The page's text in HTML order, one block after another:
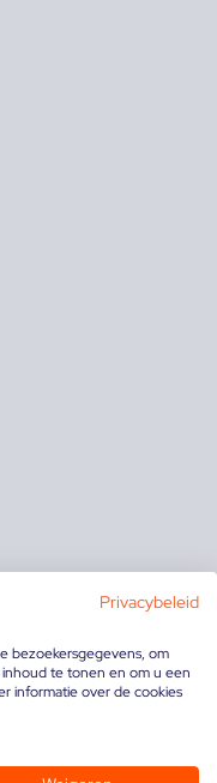
Privacybeleid
bezoekersgegevens, om
te tonen en om u een
informatie over de cookies